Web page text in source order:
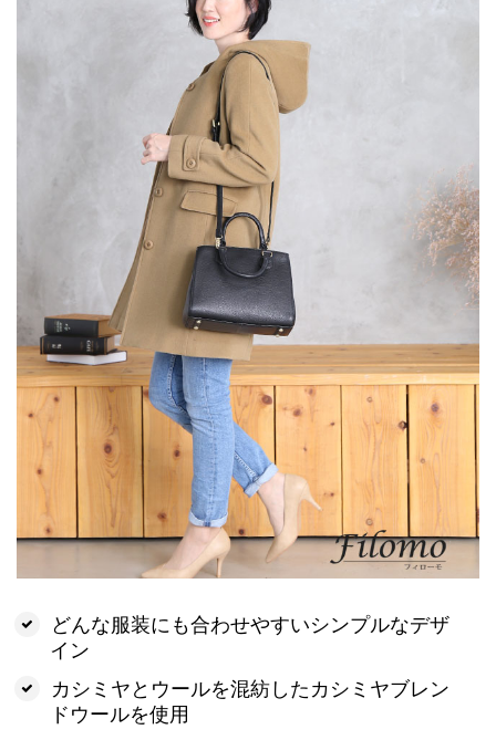
どんな服装にも合わせやすいシンプルなデザ
イン
カシミヤとウールを混紡したカシミヤブレン
ドウールを使用